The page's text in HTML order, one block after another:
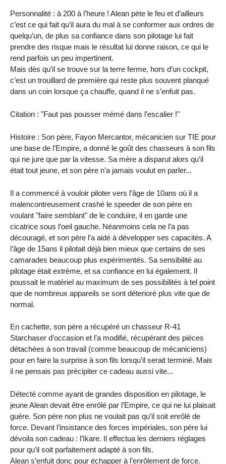
Personnalité : à 200 à l’heure ! Alean pète le feu et d’ailleurs
c’est ce qui fait qu’il aura du mal à se conformer aux ordres de
quelqu’un, de plus sa confiance dans son pilotage lui fait
prendre des risque mais le résultat lui donne raison, ce qui le
rend parfois un peu impertinent.
Mais dès qu’il se trouve sur la terre ferme, hors d’un cockpit,
c’est un trouillard de première qui reste plus souvent planqué
dans un coin lorsque ça chauffe, quand il ne s’enfuit pas.
Citation : "Faut pas pousser mémé dans l’escalier !"
Histoire : Son père, Fayon Mercantor, mécanicien sur TIE pour
une base de l’Empire, a donné le goût des chasseurs à son fils
qui ne jure que par la vitesse. Sa mère a disparut alors qu’il
était tout jeune, et son père n’a jamais voulut en parler...
Il a commencé à vouloir piloter vers l’âge de 10ans où il a
malencontreusement crashé le speeder de son père en
voulant "faire semblant" de le conduire, il en garde une
cicatrice sous l’oeil gauche. Néanmoins cela ne l’a pas
découragé, et son père l’a aidé à développer ses capacités. A
l’âge de 15ans il pilotait déjà bien mieux que certains de ses
camarades beaucoup plus expérimentés. Sa sensibilité au
pilotage était extrème, et sa confiance en lui également. Il
poussait le matériel au maximum de ses possibilités à tel point
que de nombreux appareils se sont déterioré plus vite que de
normal.
En cachette, son père a récupéré un chasseur R-41
Starchaser d’occasion et l’a modifié, récupérant des pièces
détachées à son travail (comme beaucoup de mécaniciens)
pour en faire la surprise à son fils lorsqu’il serait terminé. Mais
il ne pensais pas précipiter ce cadeau aussi vite...
Détecté comme ayant de grandes disposition en pilotage, le
jeune Alean devait être enrôlé par l’Empire, ce qui ne lui plaisait
guère. Son père non plus ne voulait pas qu’il soit enrôlé de
force. Devant l’insistance des forces impériales, son père lui
dévoila son cadeau : l’Ikare. Il effectua les derniers réglages
pour qu’il soit parfaitement adapté à son fils.
Alean s’enfuit donc pour échapper à l’enrôlement de force.